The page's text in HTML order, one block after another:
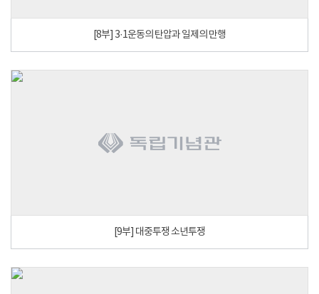
[8부] 3·1운동의 탄압과 일제의 만행
[9부] 대중투쟁 소년투쟁